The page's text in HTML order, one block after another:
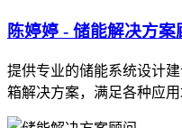
陈婷婷 - 储能解决方案
提供专业的储能系统设计
箱解决方案，满足各种应用